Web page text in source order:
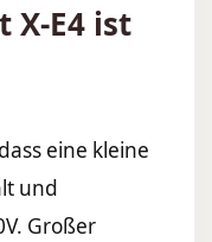
X-E4 ist
eine kleine
und
Großer